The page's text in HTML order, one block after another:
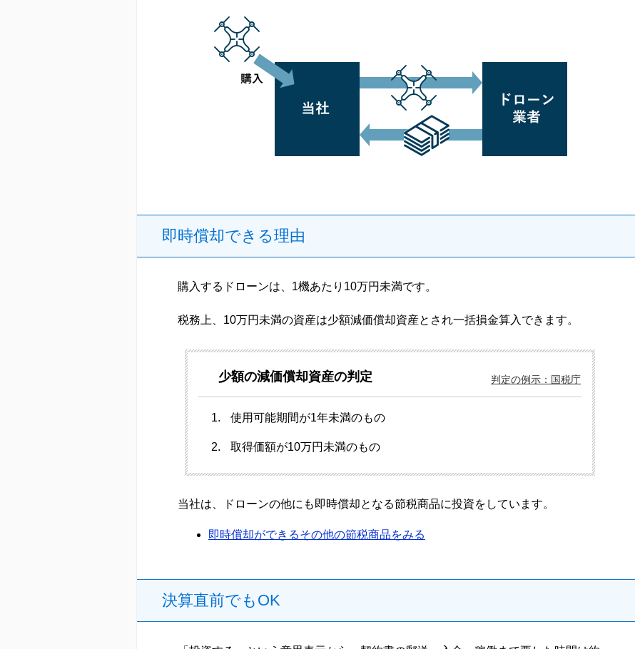
即時償却できる理由
購入するドローンは、1機あたり10万円未満です。
税務上、10万円未満の資産は少額減価償却資産とされ一括損金算入できます。
少額の減価償却資産の判定 判定の例示：国税庁
使用可能期間が1年未満のもの
取得価額が10万円未満のもの
当社は、ドローンの他にも即時償却となる節税商品に投資をしています。
即時償却ができるその他の節税商品をみる
決算直前でもOK